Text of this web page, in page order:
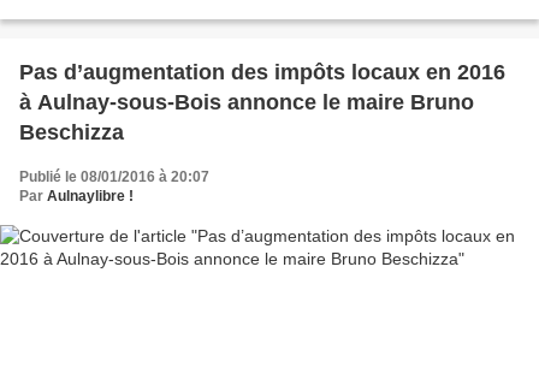
Pas d’augmentation des impôts locaux en 2016
à Aulnay-sous-Bois annonce le maire Bruno
Beschizza
Publié le 08/01/2016 à 20:07
Par Aulnaylibre !